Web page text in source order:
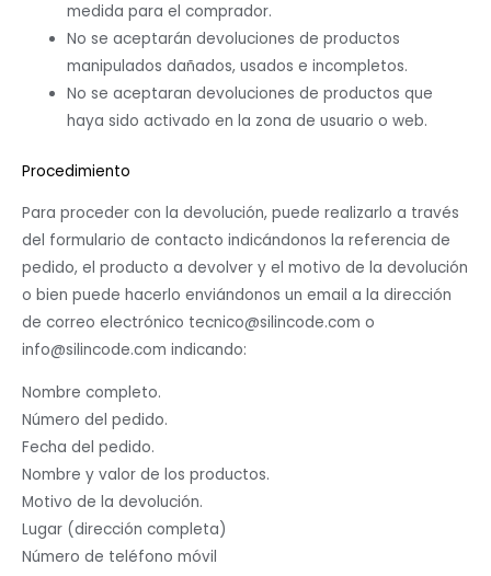
medida para el comprador.
No se aceptarán devoluciones de productos
manipulados dañados, usados e incompletos.
No se aceptaran devoluciones de productos que
haya sido activado en la zona de usuario o web.
Procedimiento
Para proceder con la devolución, puede realizarlo a través
del formulario de contacto indicándonos la referencia de
pedido, el producto a devolver y el motivo de la devolución
o bien puede hacerlo enviándonos un email a la dirección
de correo electrónico tecnico@silincode.com o
info@silincode.com indicando:
Nombre completo.
Número del pedido.
Fecha del pedido.
Nombre y valor de los productos.
Motivo de la devolución.
Lugar (dirección completa)
Número de teléfono móvil